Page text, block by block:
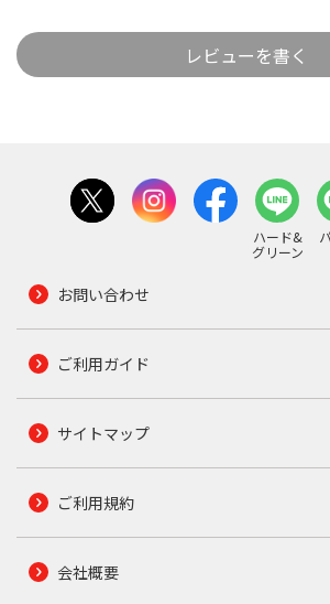
レビューを書く
ハード&
グリーン
お問い合わせ
ご利用ガイド
サイトマップ
ご利用規約
会社概要